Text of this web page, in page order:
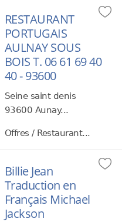
RESTAURANT
PORTUGAIS
AULNAY SOUS
BOIS T. 06 61 69 40
40 - 93600
Seine saint denis
93600 Aunay...
Offres / Restaurant...
Billie Jean
Traduction en
Français Michael
Jackson